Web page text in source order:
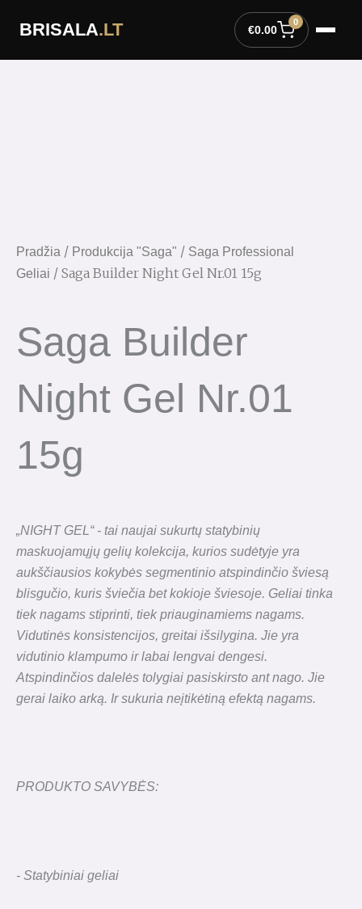
BRISALA.LT €0.00
0
Pradžia / Produkcija "Saga" / Saga Professional
Geliai / Saga Builder Night Gel Nr.01 15g
Saga Builder
Night Gel Nr.01
15g
„NIGHT GEL“ - tai naujai sukurtų statybinių
maskuojamųjų gelių kolekcija, kurios sudėtyje yra
aukščiausios kokybės segmentinio atspindinčio šviesą
blisgučio, kuris šviečia bet kokioje šviesoje. Geliai tinka
tiek nagams stiprinti, tiek priauginamiems nagams.
Vidutinės konsistencijos, greitai išsilygina. Jie yra
vidutinio klampumo ir labai lengvai dengesi.
Atspindinčios dalelės tolygiai pasiskirsto ant nago. Jie
gerai laiko arką. Ir sukuria neįtikėtiną efektą nagams.
PRODUKTO SAVYBĖS:
- Statybiniai geliai